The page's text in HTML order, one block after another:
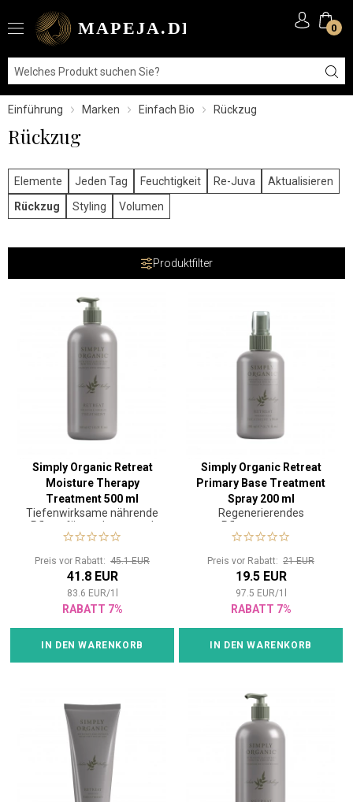
0
Einführung Marken Einfach Bio Rückzug
Rückzug
Elemente Jeden Tag Feuchtigkeit Re-Juva
Aktualisieren
Rückzug
Styling Volumen
Produktfilter
Simply Organic Retreat
Moisture Therapy
Treatment 500 ml
Tiefenwirksame nährende
Pflege für trockenes und
geschädigtes Haar
Preis vor Rabatt: 45.1 EUR
41.8 EUR
83.6 EUR/1
RABATT 7%
IN DEN WARENKORB
Simply Organic Retreat
Primary Base Treatment
Spray 200 ml
Regenerierendes
Pflegespray zur
Vorbereitung der Haare auf
Preis vor Rabatt: 21 EUR
19.5 EUR
97.5 EUR/1
RABATT 7%
IN DEN WARENKORB